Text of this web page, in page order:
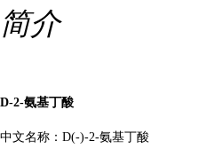
简介
D-2-氨基丁酸
中文名称： D(-)-2-氨基丁酸